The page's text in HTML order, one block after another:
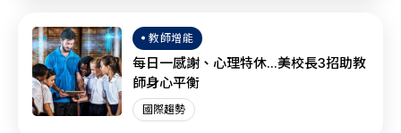
教師增能
每日一感謝、心理特休...美校長3招助教
師身心平衡
國際趨勢